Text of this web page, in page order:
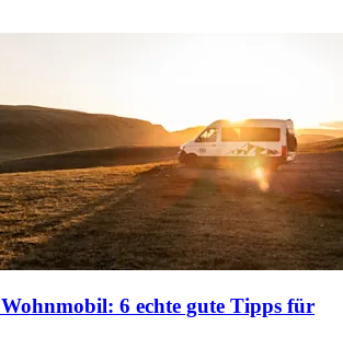
6 echte gute Tipps für